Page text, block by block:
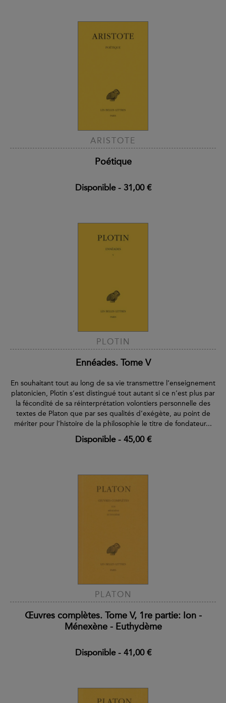
ARISTOTE
Poétique
Disponible- 31,00 €
PLOTIN
Ennéades. Tome V
En souhaitant tout au long de sa vie transmettre l’enseignement
platonicien, Plotin s’est distingué tout autant si ce n’est plus par
la fécondité de sa réinterprétation volontiers personnelle des
textes de Platon que par ses qualités d’exégète, au point de
mériter pour l’histoire de la philosophie le titre de fondateur...
Disponible- 45,00 €
PLATON
Œuvres complètes. Tome V, 1re partie: Ion -
Ménexène - Euthydème
Disponible- 41,00 €